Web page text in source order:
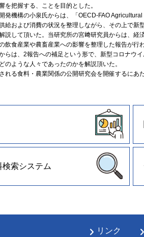
を把握する、ことを目的とした。
発機構の小泉氏からは、「OECD-FAO
給および消費の状況を整理しながら、その上で
説して頂いた。当研究所の宮﨑研究員からは、
飲食産業や農畜産業への影響を整理した報告が
らは、2報告への補足という形で、新型コロナウ
のような人々であったのかを解説頂いた。
れる食料・農業関係の公開研究会を開催するにあ
索システム
リンク